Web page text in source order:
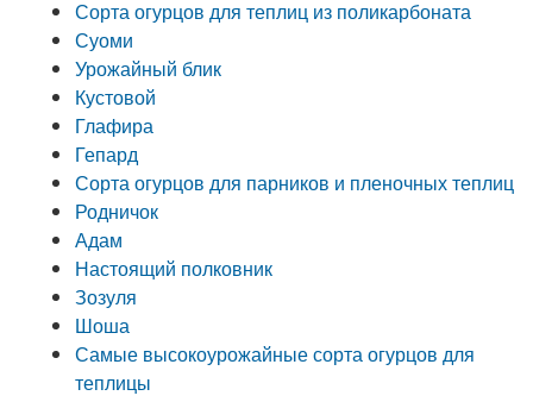
Сорта огурцов для теплиц из поликарбоната
Суоми
Урожайный блик
Кустовой
Глафира
Гепард
Сорта огурцов для парников и пленочных теплиц
Родничок
Адам
Настоящий полковник
Зозуля
Шоша
Самые высокоурожайные сорта огурцов для
теплицы